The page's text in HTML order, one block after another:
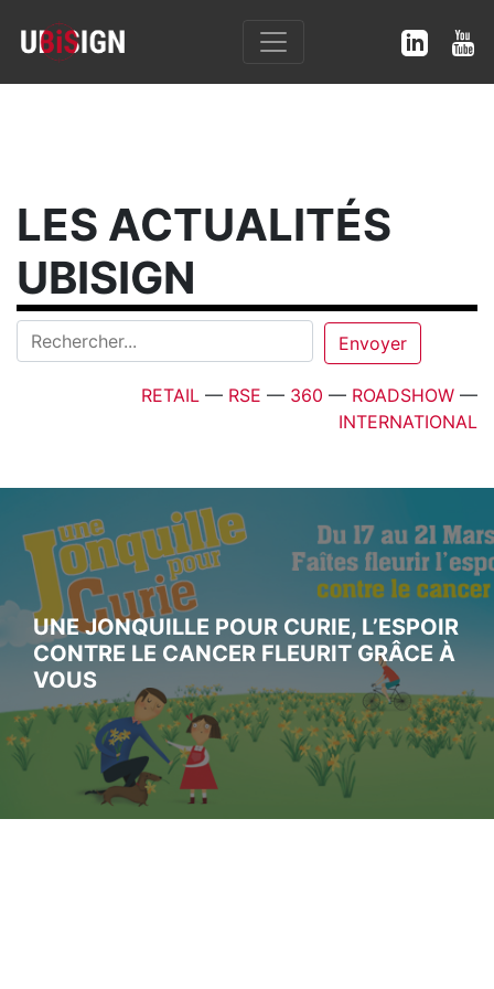
LES ACTUALITÉS
UBISIGN
RETAIL — RSE — 360 — ROADSHOW —
INTERNATIONAL
UNE JONQUILLE POUR CURIE, L’ESPOIR
CONTRE LE CANCER FLEURIT GRÂCE À
VOUS